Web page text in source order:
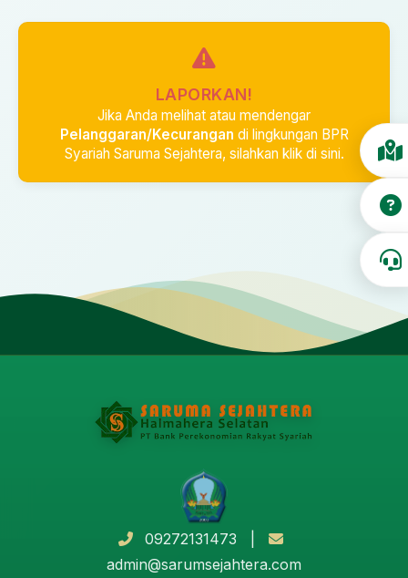
LAPORKAN!
Jika Anda melihat atau mendengar
Pelanggaran/Kecurangan di lingkungan BPR
Syariah Saruma Sejahtera, silahkan klik di sini.
09272131473 |
admin@sarumsejahtera.com